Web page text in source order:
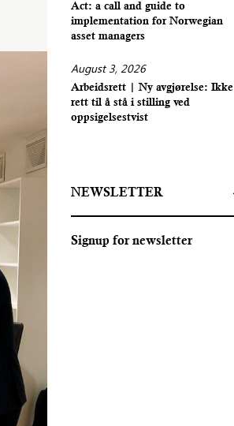
Act: a call and guide to
implementation for Norwegian
asset managers
August 3, 2026
Arbeidsrett | Ny avgjørelse: Ikke
rett til å stå i stilling ved
oppsigelsestvist
NEWSLETTER
Signup for newsletter